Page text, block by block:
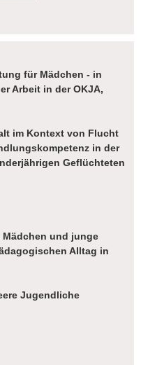
für Mädchen - in
Arbeit in der OKJA,
im Kontext von Flucht
in der
Geflüchteten
Mädchen und junge
Alltag in
Jugendliche